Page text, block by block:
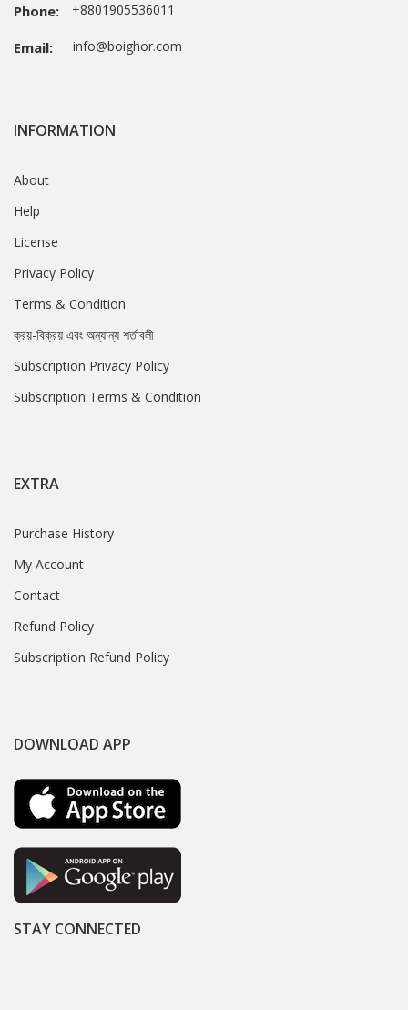
Phone: +8801905536011
Email: info@boighor.com
INFORMATION
About
Help
License
Privacy Policy
Terms & Condition
ক্রয়-বিক্রয় এবং অন্যান্য শর্তাবলী
Subscription Privacy Policy
Subscription Terms & Condition
EXTRA
Purchase History
My Account
Contact
Refund Policy
Subscription Refund Policy
DOWNLOAD APP
STAY CONNECTED